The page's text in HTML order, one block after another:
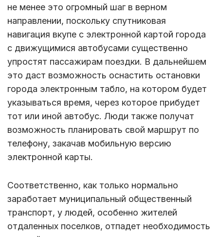
не менее это огромный шаг в верном
направлении, поскольку спутниковая
навигация вкупе с электронной картой города
с движущимися автобусами существенно
упростят пассажирам поездки. В дальнейшем
это даст возможность оснастить остановки
города электронным табло, на котором будет
указываться время, через которое прибудет
тот или иной автобус. Люди также получат
возможность планировать свой маршрут по
телефону, закачав мобильную версию
электронной карты.
Соответственно, как только нормально
заработает муниципальный общественный
транспорт, у людей, особенно жителей
отдаленных поселков, отпадет необходимость